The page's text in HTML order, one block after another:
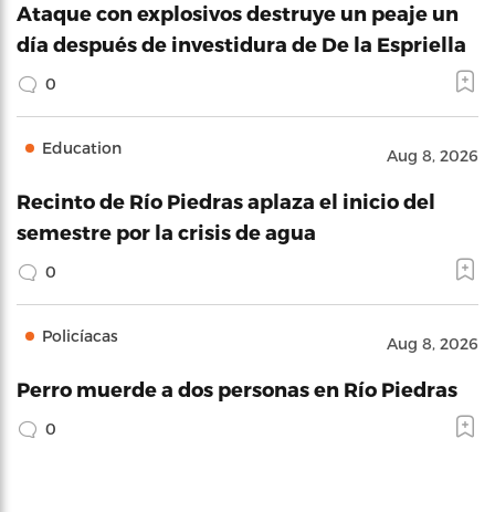
Ataque con explosivos destruye un peaje un
día después de investidura de De la Espriella
0
Education Aug 8, 2026
Recinto de Río Piedras aplaza el inicio del
semestre por la crisis de agua
0
Policíacas Aug 8, 2026
Perro muerde a dos personas en Río Piedras
0